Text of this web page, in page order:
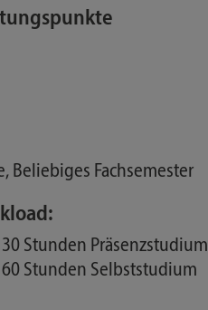
Beliebiges Fachsemester
30 Stunden Präsenzstudium
60 Stunden Selbststudium